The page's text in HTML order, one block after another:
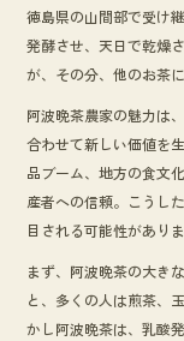
徳島県の山間部で受け
発酵させ、天日で乾燥
が、その分、他のお茶
阿波晩茶農家の魅力は
合わせて新しい価値を
品ブーム、地方の食文
産者への信頼。こうし
目される可能性がありま
まず、阿波晩茶の大き
と、多くの人は煎茶、
かし阿波晩茶は、乳酸